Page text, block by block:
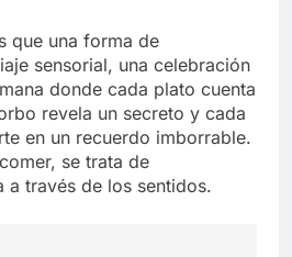
que una forma de
sensorial, una celebración
donde cada plato cuenta
revela un secreto y cada
en un recuerdo imborrable.
se trata de
a través de los sentidos.